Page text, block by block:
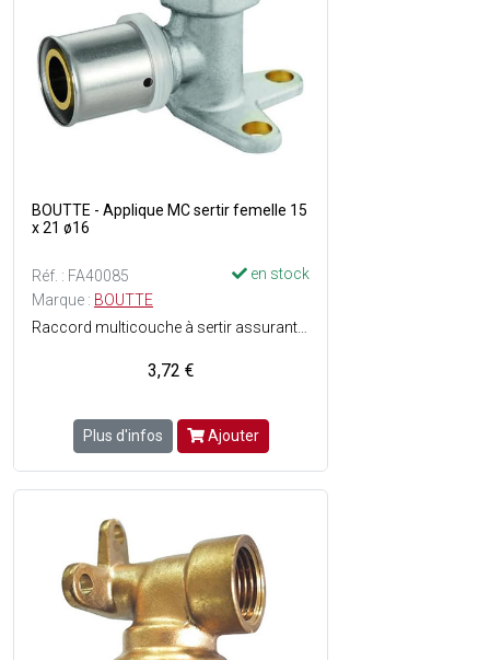
BOUTTE - Applique MC sertir femelle 15
x 21 ø16
Réf. : FA40085
en stock
Marque : BOUTTE
3,72 €
Plus d'infos Ajouter